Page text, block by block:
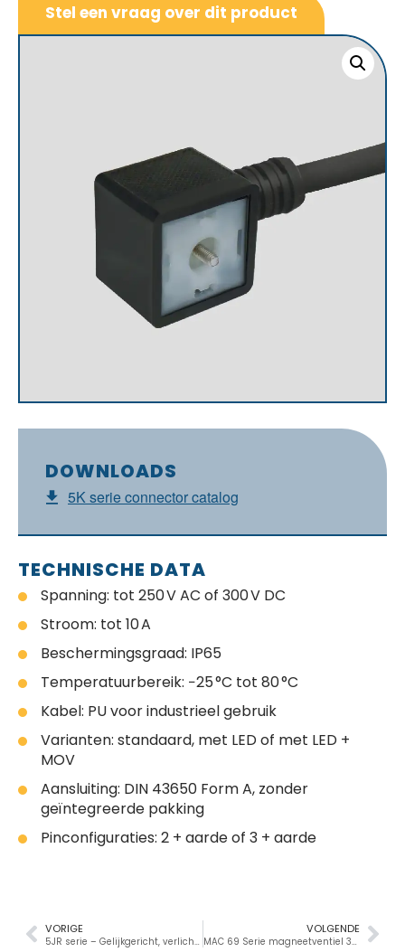
DOWNLOADS
5K serie connector catalog
TECHNISCHE DATA
Spanning: tot 250 V AC of 300 V DC
Stroom: tot 10 A
Beschermingsgraad: IP65
Temperatuurbereik: −25 °C tot 80 °C
Kabel: PU voor industrieel gebruik
Varianten: standaard, met LED of met LED +
MOV
Aansluiting: DIN 43650 Form A, zonder
geïntegreerde pakking
Pinconfiguraties: 2 + aarde of 3 + aarde
Stel een vraag over dit product
VOLGENDE
VORIGE